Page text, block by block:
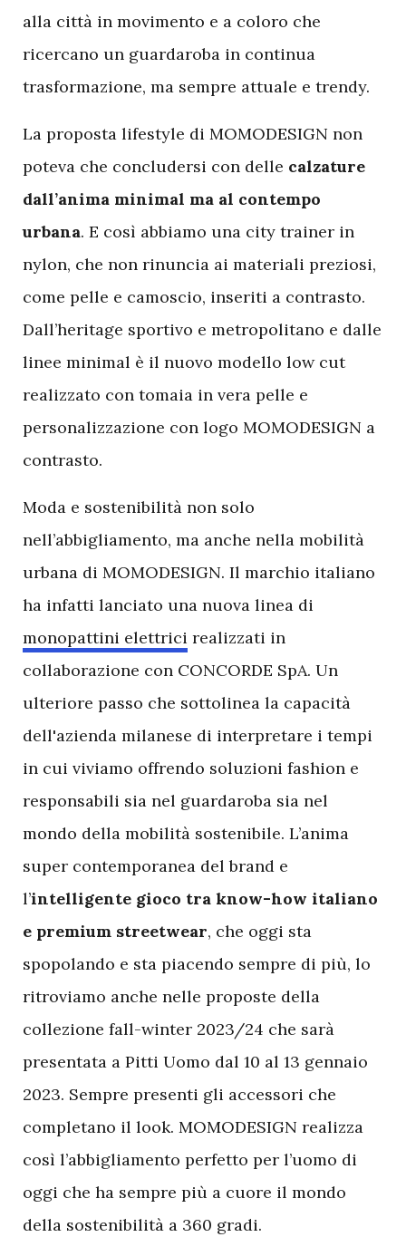
alla città in movimento e a coloro che
ricercano un guardaroba in continua
trasformazione, ma sempre attuale e trendy.
La proposta lifestyle di MOMODESIGN non
poteva che concludersi con delle calzature
dall’anima minimal ma al contempo
urbana. E così abbiamo una city trainer in
nylon, che non rinuncia ai materiali preziosi,
come pelle e camoscio, inseriti a contrasto.
Dall’heritage sportivo e metropolitano e dalle
linee minimal è il nuovo modello low cut
realizzato con tomaia in vera pelle e
personalizzazione con logo MOMODESIGN a
contrasto.
Moda e sostenibilità non solo
nell’abbigliamento, ma anche nella mobilità
urbana di MOMODESIGN. Il marchio italiano
ha infatti lanciato una nuova linea di
monopattini elettrici realizzati in
collaborazione con CONCORDE SpA. Un
ulteriore passo che sottolinea la capacità
dell'azienda milanese di interpretare i tempi
in cui viviamo offrendo soluzioni fashion e
responsabili sia nel guardaroba sia nel
mondo della mobilità sostenibile. L’anima
super contemporanea del brand e
l’intelligente gioco tra know-how italiano
e premium streetwear, che oggi sta
spopolando e sta piacendo sempre di più, lo
ritroviamo anche nelle proposte della
collezione fall-winter 2023/24 che sarà
presentata a Pitti Uomo dal 10 al 13 gennaio
2023. Sempre presenti gli accessori che
completano il look. MOMODESIGN realizza
così l’abbigliamento perfetto per l’uomo di
oggi che ha sempre più a cuore il mondo
della sostenibilità a 360 gradi.